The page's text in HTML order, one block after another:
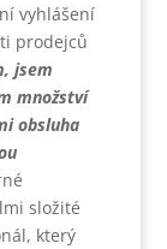
vyhlášení
prodejců
jsem
množství
obsluha
složité
který